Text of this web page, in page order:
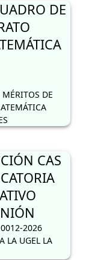
DE
DE
CAS
0012-2026
LA UGEL LA